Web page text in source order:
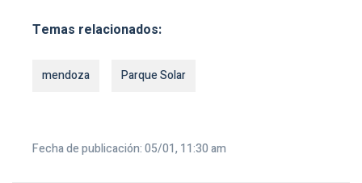
Temas relacionados:
mendoza Parque Solar
Fecha de publicación: 05/01, 11:30 am